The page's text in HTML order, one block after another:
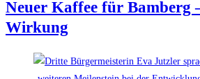
Neu­er Kaf­fee für Bam­berg
Wirkung